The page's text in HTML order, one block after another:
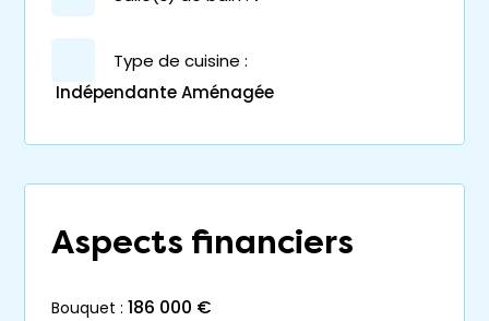
Type de cuisine :
Indépendante Aménagée
Aspects financiers
bouquet : 186 000 €